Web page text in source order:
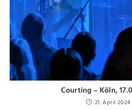
Courting – Köln,
21. April 2024